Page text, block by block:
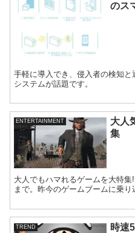
のス
手軽に導入でき、侵入者の検知
システムが話題です。
ENTERTAINMENT
大人
集
大人でもハマれるゲームを大特
まで。昨今のゲームブームに乗り
TREND
時速